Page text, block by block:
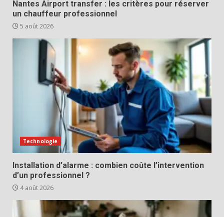
Nantes Airport transfer : les critères pour réserver
un chauffeur professionnel
5 août 2026
Technologie
Installation d’alarme : combien coûte l’intervention
d’un professionnel ?
4 août 2026